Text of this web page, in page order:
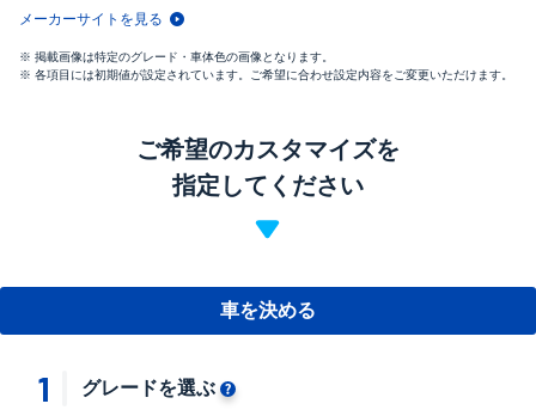
メーカーサイトを見る
掲載画像は特定のグレード・車体色の画像となります。
各項目には初期値が設定されています。ご希望に合わせ設定内容をご変更いただけます。
ご希望のカスタマイズを
指定してください
車を決める
1 グレードを選ぶ